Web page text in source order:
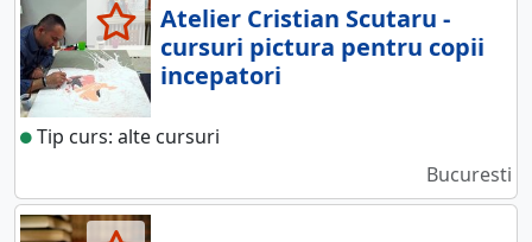
Atelier Cristian Scutaru -
cursuri pictura pentru copii
incepatori
Tip curs: alte cursuri
Bucuresti